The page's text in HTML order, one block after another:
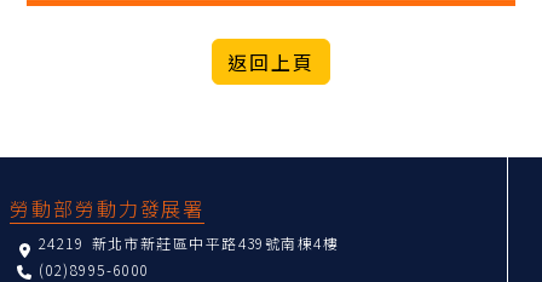
勞動部勞動力發展署
24219 新北市新莊區中平路439號南棟4樓
(02)8995-6000